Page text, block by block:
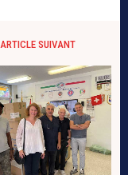
ARTICLE SUIVANT